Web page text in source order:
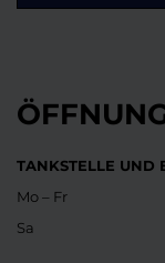
TANKSTELLE UND
Mo – Fr
Sa